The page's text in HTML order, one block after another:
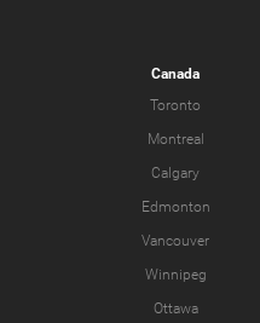
Canada
Toronto
Montreal
Calgary
Edmonton
Vancouver
Winnipeg
Ottawa